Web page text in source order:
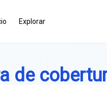
Explorar
de